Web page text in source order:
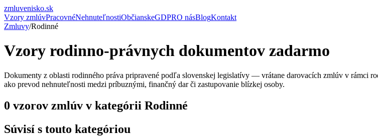
zmluvenisko.sk
Vzory zmlúvPracovnéNehnuteľnostiObčianskeGDPRO násBlogKontakt
Zmluvy/Rodinné
Vzory rodinno-právnych dokumentov zadarmo
Dokumenty z oblasti rodinného práva pripravené podľa slovenskej legislatívy — vrátane darovacích zmlúv v rámci
ako prevod nehnuteľnosti medzi príbuznými, finančný dar či zastupovanie blízkej osoby.
0 vzorov zmlúv v kategórii Rodinné
Súvisí s touto kategóriou